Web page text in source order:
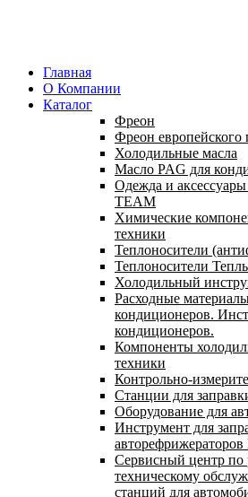
Главная
О Компании
Каталог
Фреон
Фреон европейского
Холодильные масла
Масло PAG для
Одежда и
TEAM
Химические
техники
Теплоносители
Теплоносители
Холодильный
Расходные
кондиционеров.
кондиционеров.
Компоненты
техники
Контрольно-
Станции для
Оборудование для
Инструмент для
авторефрижераторов
Сервисный центр по
техническому
станций для